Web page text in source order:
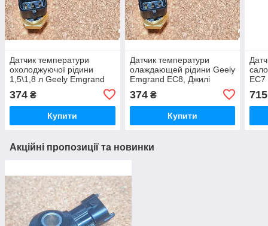
Датчик температури
охолоджуючої рідини
1,5\1,8 л Geely Emgrand
EC7 Джили Эмгранд ЕС7
Джилі Емгранд ЄС7
374 ₴
Купити
Датчик температури
олаждающей рідини Geely
Emgrand EC8, Джилі
Емгранд ЄС8
374₴
Купити
715
Акційні пропозиції та новинки